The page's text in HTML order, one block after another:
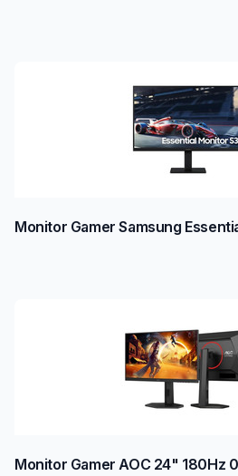
Monitor Gamer Samsung
Monitor Gamer AOC 24" 180Hz